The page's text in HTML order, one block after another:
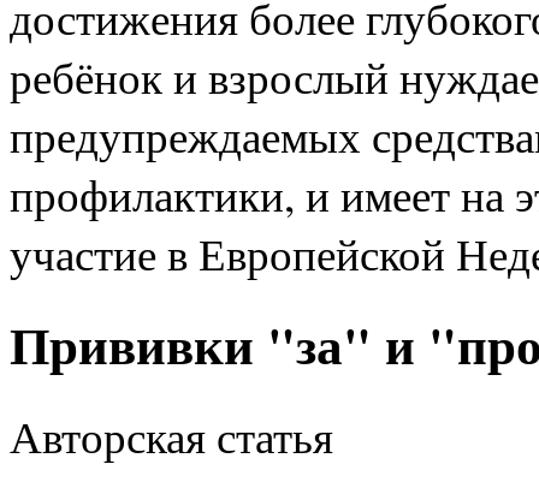
достижения более
ребёнок и взрослый
предупреждаемых
профилактики, и имеет на
участие в Европейской
Прививки "за" и
Авторская статья